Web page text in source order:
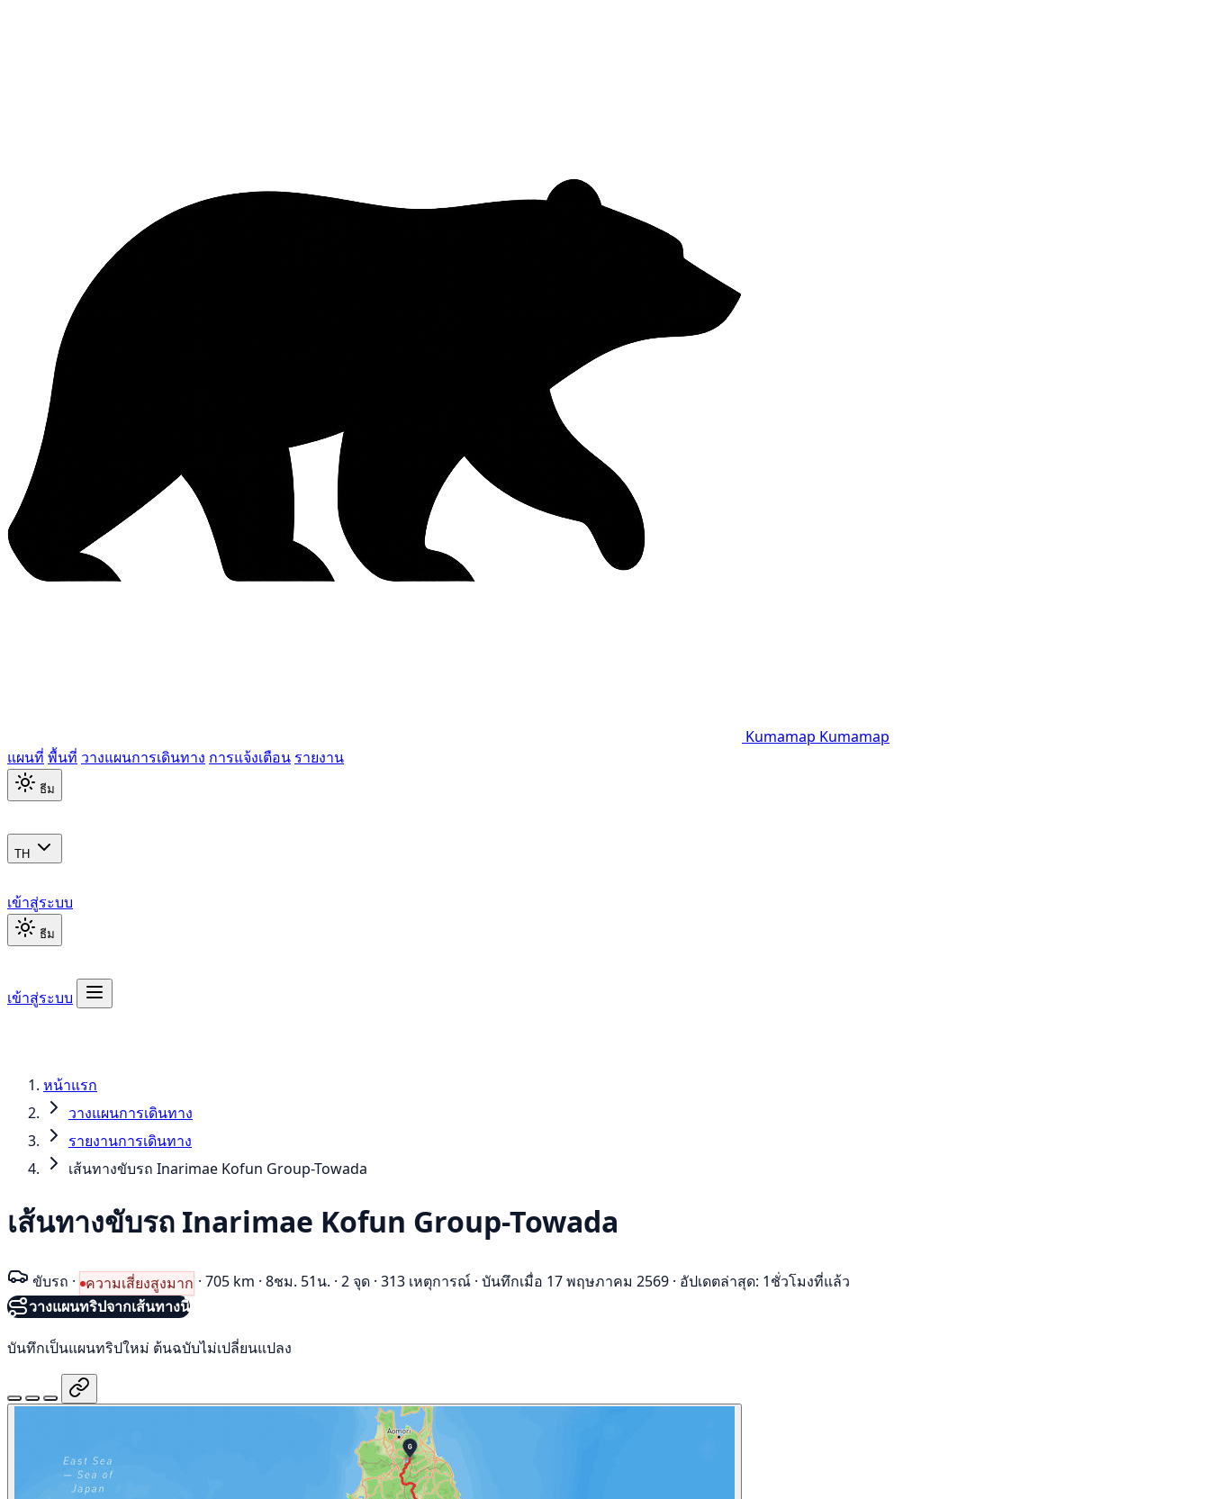
Kumamap Kumamap
แผนที่ พื้นที่ วางแผนการเดินทาง การแจ้งเตือน รายงาน
ธีม
TH
เข้าสู่ระบบ
ธีม
เข้าสู่ระบบ
หน้าแรก
วางแผนการเดินทาง
รายงานการเดินทาง
เส้นทางขับรถ Inarimae Kofun Group-Towada
เส้นทางขับรถ Inarimae Kofun Group-Towada
ขับรถ · ความเสี่ยงสูงมาก · 705 km · 8ชม. 51น. · 2 จุด · 313 เหตุการณ์ · บันทึกเมื่อ 17 พฤษภาคม 2569 · อัปเดตล่าสุด: 1ชั่วโมงที่แล้ว
วางแผนทริปจากเส้นทางนี้
บันทึกเป็นแผนทริปใหม่ ต้นฉบับไม่เปลี่ยนแปลง